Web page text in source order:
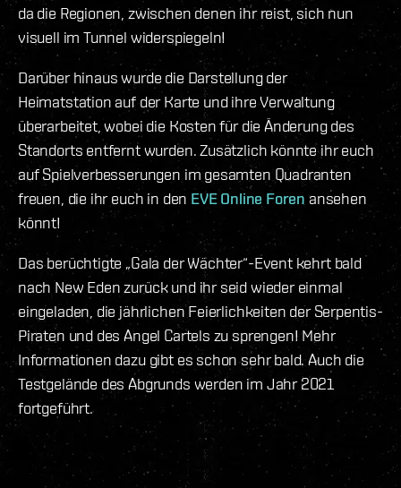
da die Regionen, zwischen denen ihr reist, sich nun
visuell im Tunnel widerspiegeln!
Darüber hinaus wurde die Darstellung der
Heimatstation auf der Karte und ihre Verwaltung
überarbeitet, wobei die Kosten für die Änderung des
Standorts entfernt wurden. Zusätzlich könnte ihr euch
auf Spielverbesserungen im gesamten Quadranten
freuen, die ihr euch in den EVE Online Foren ansehen
könnt!
Das berüchtigte „Gala der Wächter“-Event kehrt bald
nach New Eden zurück und ihr seid wieder einmal
eingeladen, die jährlichen Feierlichkeiten der Serpentis-
Piraten und des Angel Cartels zu sprengen! Mehr
Informationen dazu gibt es schon sehr bald. Auch die
Testgelände des Abgrunds werden im Jahr 2021
fortgeführt.